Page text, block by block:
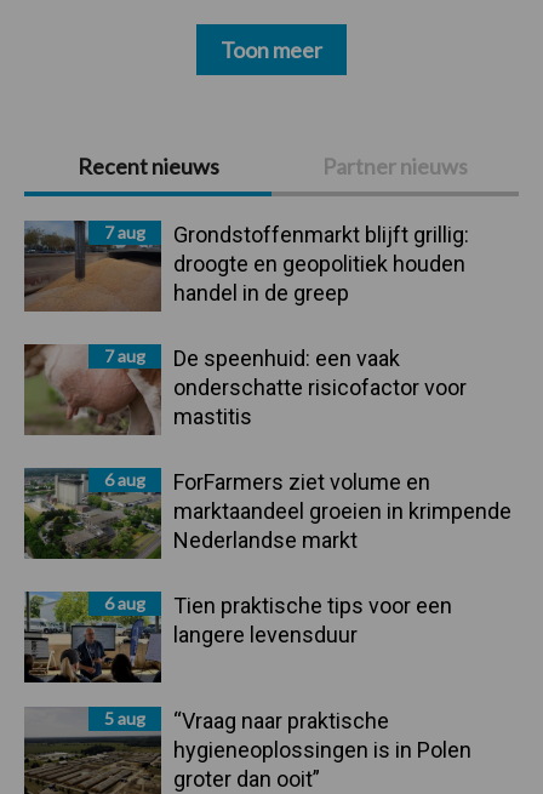
Primaire
Sidebar
Recent nieuws Partner nieuws
7 aug
Grondstoffenmarkt blijft grillig:
droogte en geopolitiek houden
handel in de greep
7 aug
De speenhuid: een vaak
onderschatte risicofactor voor
mastitis
6 aug
ForFarmers ziet volume en
marktaandeel groeien in krimpende
Nederlandse markt
6 aug
Tien praktische tips voor een
langere levensduur
5 aug
“Vraag naar praktische
hygieneoplossingen is in Polen
groter dan ooit”
Toon meer